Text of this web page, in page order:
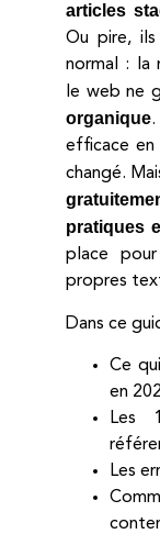
articles
Ou pire, ils
normal : la
le web ne
organique
efficace en
changé.
pratiques
place
propres
Dans ce
Ce
en
Les
Les